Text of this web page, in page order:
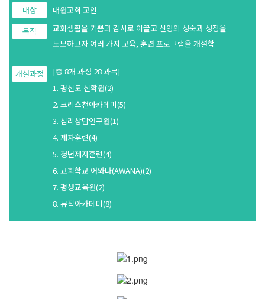
섬기는 이들
담임목사
교역자
장로
금광동-은행동
상대원3동,하대원
곤지암,광주
분당,도촌동
대상
대원교회 교인
목적
교회생활을 기쁨과 감사로 이끌고 신앙의 성숙과 성장을
도모하고자 여러 가지 교육, 훈련 프로그램을 개설함
개설과정
[총 8개 과정 28 과목]
1. 평신도 신학원(2)
2. 크리스천아카데미(5)
3. 심리상담연구원(1)
4. 제자훈련(4)
5. 청년제자훈련(4)
6. 교회학교 어와나(AWANA)(2)
7. 평생교육원(2)
8. 뮤직아카데미(8)